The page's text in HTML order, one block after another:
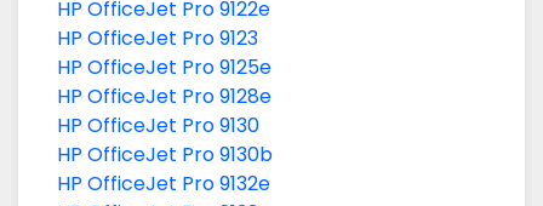
HP OfficeJet Pro 9122e
HP OfficeJet Pro 9123
HP OfficeJet Pro 9125e
HP OfficeJet Pro 9128e
HP OfficeJet Pro 9130
HP OfficeJet Pro 9130b
HP OfficeJet Pro 9132e